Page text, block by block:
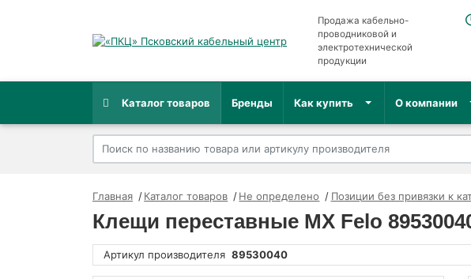
Продажа кабельно-
проводниковой и
электротехнической
продукции
Каталог товаров Бренды Как купить О компании
Главная Каталог товаров Не определено Позиции без привязки к
Клещи переставные MX Felo
Артикул производителя 89530040